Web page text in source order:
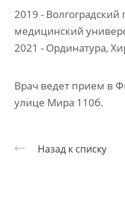
2019 - Волгоградский
медицинский
2021 - Ординатура,
Врач ведет прием в
улице Мира 110б.
Назад к списку